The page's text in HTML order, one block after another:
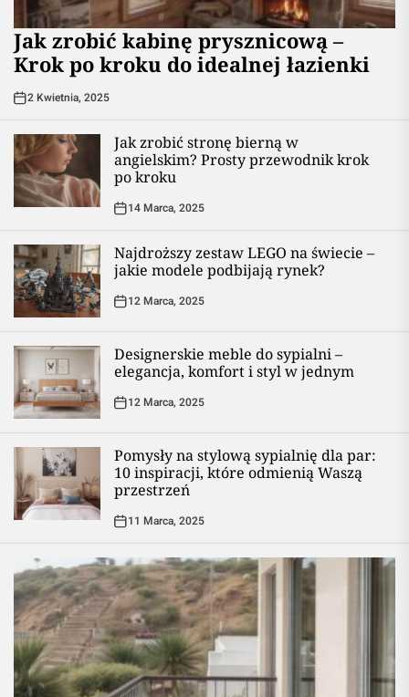
Jak zrobić kabinę prysznicową –
Krok po kroku do idealnej łazienki
2 Kwietnia, 2025
Jak zrobić stronę bierną w
angielskim? Prosty przewodnik krok
po kroku
14 Marca, 2025
Najdroższy zestaw LEGO na świecie –
jakie modele podbijają rynek?
12 Marca, 2025
Designerskie meble do sypialni –
elegancja, komfort i styl w jednym
12 Marca, 2025
Pomysły na stylową sypialnię dla par:
10 inspiracji, które odmienią Waszą
przestrzeń
11 Marca, 2025